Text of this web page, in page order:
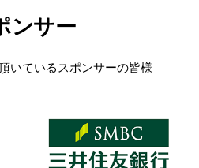
ンサー
いているスポンサーの皆様